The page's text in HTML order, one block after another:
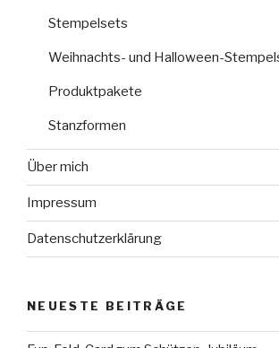
Stempelsets
Weihnachts- und Halloween-
Produktpakete
Stanzformen
Über mich
Impressum
Datenschutzerklärung
NEUESTE BEITRÄGE